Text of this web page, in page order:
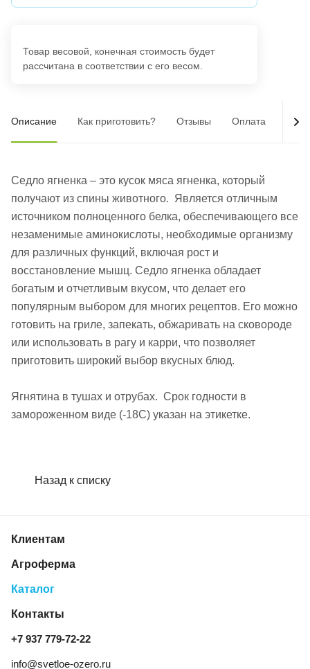
Товар весовой, конечная стоимость будет
рассчитана в соответствии с его весом.
Описание Как приготовить? Отзывы Оплата
Седло ягненка – это кусок мяса ягненка, который
получают из спины животного. Является отличным
источником полноценного белка, обеспечивающего все
незаменимые аминокислоты, необходимые организму
для различных функций, включая рост и
восстановление мышц. Седло ягненка обладает
богатым и отчетливым вкусом, что делает его
популярным выбором для многих рецептов. Его можно
готовить на гриле, запекать, обжаривать на сковороде
или использовать в рагу и карри, что позволяет
приготовить широкий выбор вкусных блюд.
Ягнятина в тушах и отрубах. Срок годности в
замороженном виде (-18С) указан на этикетке.
Назад к списку
Клиентам
Агроферма
Каталог
Контакты
+7 937 779‑72‑22
info@svetloe-ozero.ru